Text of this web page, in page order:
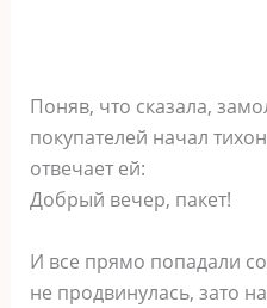
Поняв, что сказала,
покупателей начал
отвечает ей:
Добрый вечер, пакет!
И все прямо попадали
не продвинулась, зато